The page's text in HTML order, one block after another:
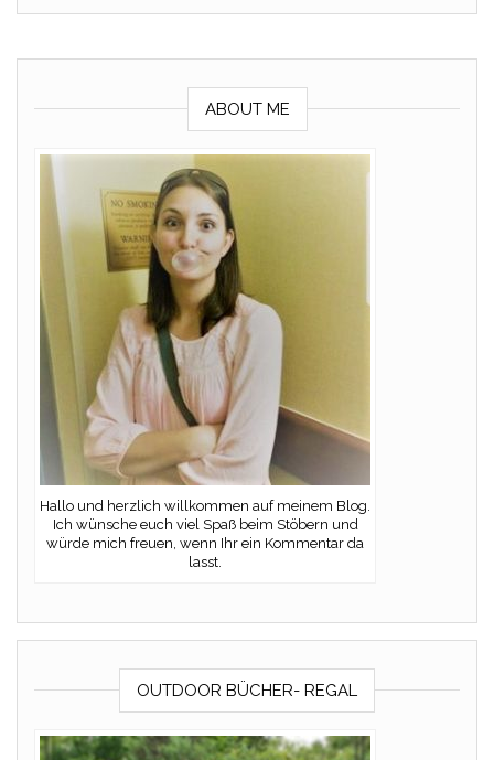
ABOUT ME
Hallo und herzlich willkommen auf meinem Blog.
Ich wünsche euch viel Spaß beim Stöbern und
würde mich freuen, wenn Ihr ein Kommentar da
lasst.
OUTDOOR BÜCHER- REGAL